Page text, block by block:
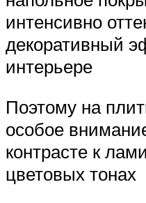
интенсивно
декоративный
интерьере
Поэтому на
особое
контрасте к
цветовых тонах